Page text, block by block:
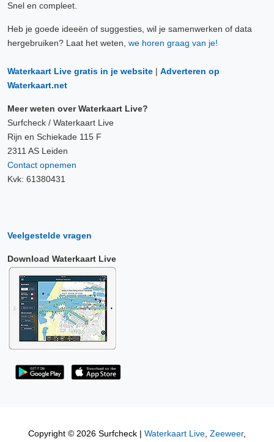
Snel en compleet.
Heb je goede ideeën of suggesties, wil je samenwerken of data
hergebruiken? Laat het weten, we horen graag van je!
Waterkaart Live gratis in je website | Adverteren op
Waterkaart.net
Meer weten over Waterkaart Live?
Surfcheck / Waterkaart Live
Rijn en Schiekade 115 F
2311 AS Leiden
Contact opnemen
Kvk: 61380431
Veelgestelde vragen
Download Waterkaart Live
Copyright © 2026 Surfcheck | Waterkaart Live, Zeeweer,